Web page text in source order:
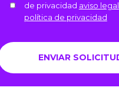
de privacidad aviso legal
política de privacidad